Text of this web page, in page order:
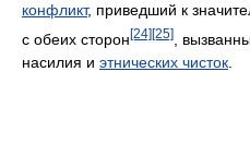
конфликт, приведший к
с обеих сторон [24] [25]
,
насилия и этнических чисток